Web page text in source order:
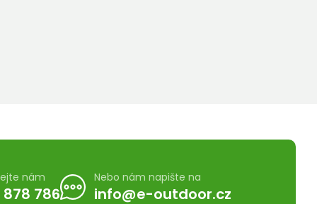
nám
786
Nebo nám napište na
info@e-outdoor.cz